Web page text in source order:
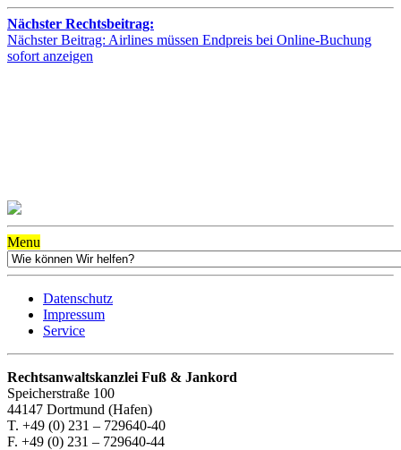
Nächster Rechtsbeitrag:
Nächster Beitrag: Airlines müssen Endpreis bei Online-Buchung
sofort anzeigen
Menu
Datenschutz
Impressum
Service
Rechtsanwaltskanzlei Fuß & Jankord
Speicherstraße 100
44147 Dortmund (Hafen)
T. +49 (0) 231 – 729640-40
F. +49 (0) 231 – 729640-44